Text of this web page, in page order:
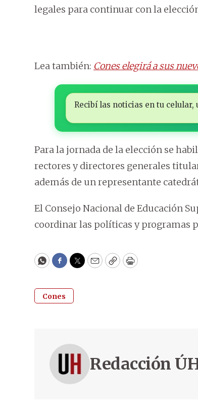
legales para continuar con la
Lea también: Cones elegirá a sus
Recibí las noticias en tu celular,
Para la jornada de la elección se
rectores y directores generales
además de un representante
El Consejo Nacional de Educación
coordinar las políticas y programas
WhatsApp
Facebook
Twitter
EmailCopyPrint
Cones
Redacción